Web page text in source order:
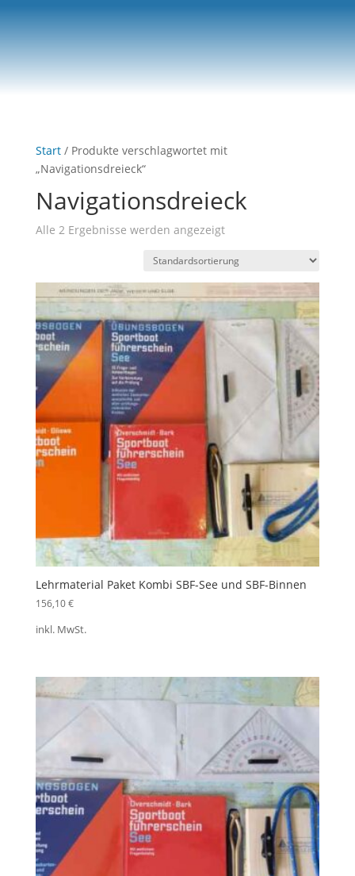
0-Artikel
Start/ Produkte verschlagwortet mit
„Navigationsdreieck“
Navigationsdreieck
Alle 2 Ergebnisse werden angezeigt
Lehrmaterial Paket Kombi SBF-See und SBF-Binnen
156,10€
inkl. MwSt.